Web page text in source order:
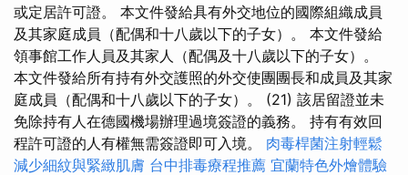
或定居許可證。 本文件發給具有外交地位的國際組織成員
及其家庭成員（配偶和十八歲以下的子女）。 本文件發給
領事館工作人員及其家人（配偶及十八歲以下的子女）。
本文件發給所有持有外交護照的外交使團團長和成員及其家
庭成員（配偶和十八歲以下的子女）。 (21) 該居留證並未
免除持有人在德國機場辦理過境簽證的義務。 持有有效回
程許可證的人有權無需簽證即可入境。 肉毒桿菌注射輕鬆
減少細紋與緊緻肌膚 台中排毒療程推薦 宜蘭特色外燴體驗